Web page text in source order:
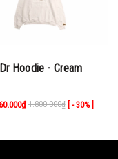
Dr Hoodie - Cream
1.800.000₫ [ - 30% ]